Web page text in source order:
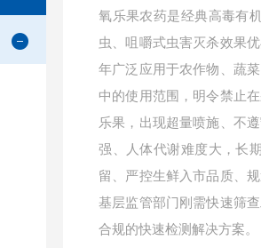
氧乐果农药是经典高毒有
虫、咀嚼式虫害灭杀效果
年广泛应用于农作物、蔬
中的使用范围，明令禁止
乐果，出现超量喷施、不
强、人体代谢难度大，长
留、严控生鲜入市品质、
基层监管部门刚需快速筛
合规的快速检测解决方案。